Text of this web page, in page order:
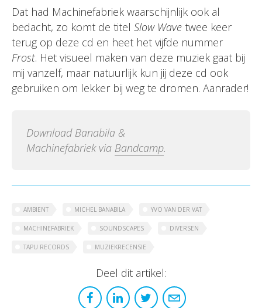
Dat had Machinefabriek waarschijnlijk ook al
bedacht, zo komt de titel Slow Wave twee keer
terug op deze cd en heet het vijfde nummer
Frost. Het visueel maken van deze muziek gaat bij
mij vanzelf, maar natuurlijk kun jij deze cd ook
gebruiken om lekker bij weg te dromen. Aanrader!
Download Banabila &
Machinefabriek via Bandcamp.
AMBIENT MICHEL BANABILA YVO VAN DER VAT
MACHINEFABRIEK SOUNDSCAPES DIVERSEN
TAPU RECORDS MUZIEKRECENSIE
Deel dit artikel: